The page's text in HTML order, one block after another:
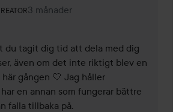
roll: Lyko Creator.
3 månader
Kommentaren lades 3 månader
du tagit dig tid att dela med dig
även om det inte riktigt blev en
gången 🤍 Jag håller
en annan som fungerar bättre
falla tillbaka på.